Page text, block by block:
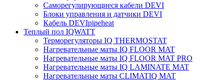
Саморегулирующиеся кабели DEVI
Блоки управления и датчики DEVI
Кабель DEVIpipeheat
Теплый пол IQWATT
Терморегуляторы IQ THERMOSTAT
Нагревательные маты IQ FLOOR MAT
Нагревательные маты IQ FLOOR MAT PRO
Нагревательные маты IQ LAMINATE MAT
Нагревательные маты CLIMATIQ MAT